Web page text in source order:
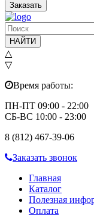
Заказать
НАЙТИ
△
▽
Время работы:
ПН-ПТ 09:00 - 22:00
СБ-ВС 10:00 - 23:00
8 (812) 467-39-06
Заказать звонок
Главная
Каталог
Полезная
Оплата